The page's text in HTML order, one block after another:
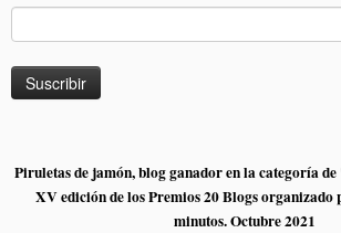
Piruletas de jamón, blog ganador en la categoría
XV edición de los Premios 20 Blogs organizado
minutos. Octubre 2021